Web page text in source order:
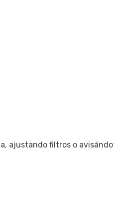
ajustando filtros o